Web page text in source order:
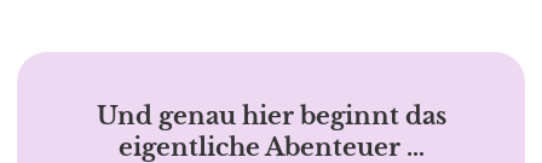
Und genau hier beginnt das
eigentliche Abenteuer …